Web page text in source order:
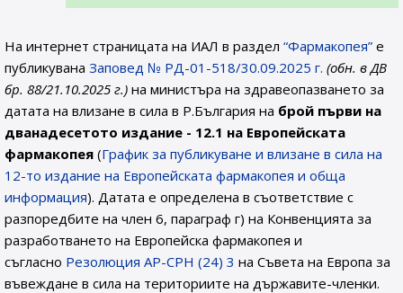
На интернет страницата на ИАЛ в раздел “Фармакопея” е
публикувана Заповед № РД-01-518/30.09.2025 г. (обн. в ДВ
бр. 88/21.10.2025 г.) на министъра на здравеопазването за
датата на влизане в сила в Р.България на брой първи на
дванадесетото издание - 12.1 на Европейската
фармакопея (График за публикуване и влизане в сила на
12-то издание на Европейската фармакопея и обща
информация). Датата е определена в съответствие с
разпоредбите на член 6, параграф г) на Конвенцията за
разработването на Европейска фармакопея и
съгласно Резолюция AP-CPH (24) 3 на Съвета на Европа за
въвеждане в сила на териториите на държавите-членки.